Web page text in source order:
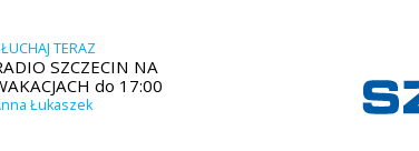
TERAZ
SZCZECIN NA
do 17:00
Łukaszek